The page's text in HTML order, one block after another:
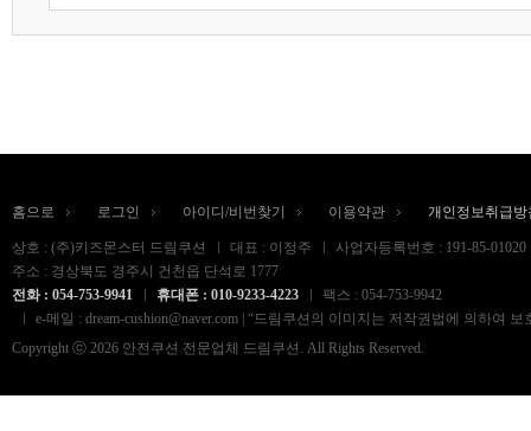
홈으로 로그인 아이디/비번찾기 이용약관 개인정보취급방
상호 : (주)키즈몬스터 드림쿠션 대표 : 이정주
사업자등록번호 : 191-85-01020
주소 : 경상북도 경주시 건천읍 단석로 1777
전화 : 054-753-9941
휴대폰 : 010-9233-4223
팩스 : 054-753-9942
e-메일 : dream-cushion@naver.com | “드림쿠션의 이미지는 저작권법에 의하
Copyright ⓒ 2026 안전쿠션 전문업체 드림쿠션. All Rights Reserved.